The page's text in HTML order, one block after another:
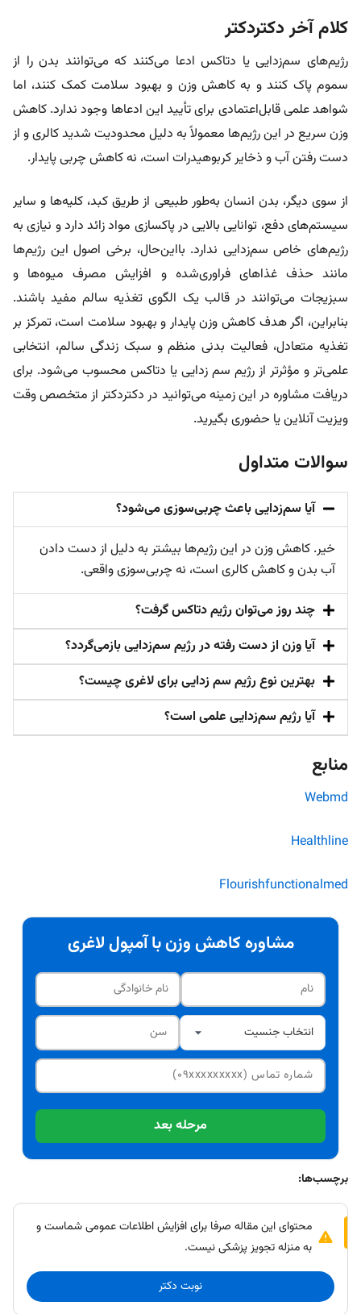
کلام آخر دکتردکتر
رژیم‌های سم‌زدایی یا دتاکس ادعا می‌کنند که می‌توانند بدن را از
سموم پاک کنند و به کاهش وزن و بهبود سلامت کمک کنند، اما
شواهد علمی قابل‌اعتمادی برای تأیید این ادعاها وجود ندارد. کاهش
وزن سریع در این رژیم‌ها معمولاً به دلیل محدودیت شدید کالری و از
دست رفتن آب و ذخایر کربوهیدرات است، نه کاهش چربی پایدار.
از سوی دیگر، بدن انسان به‌طور طبیعی از طریق کبد، کلیه‌ها و سایر
سیستم‌های دفع، توانایی بالایی در پاکسازی مواد زائد دارد و نیازی به
رژیم‌های خاص سم‌زدایی ندارد. بااین‌حال، برخی اصول این رژیم‌ها
مانند حذف غذاهای فراوری‌شده و افزایش مصرف میوه‌ها و
سبزیجات می‌توانند در قالب یک الگوی تغذیه سالم مفید باشند.
بنابراین، اگر هدف کاهش وزن پایدار و بهبود سلامت است، تمرکز بر
تغذیه متعادل، فعالیت بدنی منظم و سبک زندگی سالم، انتخابی
علمی‌تر و مؤثرتر از رژیم‌ سم زدایی یا دتاکس محسوب می‌شود. برای
دریافت مشاوره در این زمینه می‌توانید در دکتردکتر از متخصص وقت
ویزیت آنلاین یا حضوری بگیرید.
سوالات متداول
آیا سم‌زدایی باعث چربی‌سوزی می‌شود؟
خیر. کاهش وزن در این رژیم‌ها بیشتر به دلیل از دست دادن
آب بدن و کاهش کالری است، نه چربی‌سوزی واقعی.
چند روز می‌توان رژیم دتاکس گرفت؟
آیا وزن از دست رفته در رژیم سم‌زدایی بازمی‌گردد؟
بهترین نوع رژیم سم زدایی برای لاغری چیست؟
آیا رژیم سم‌زدایی علمی است؟
منابع
Webmd
Healthline
Flourishfunctionalmed
مشاوره کاهش وزن با آمپول لاغری
مرحله بعد
برچسب‌ها:
محتوای این مقاله صرفا برای افزایش اطلاعات عمومی شماست و
به منزله تجویز پزشکی نیست.
نوبت دکتر